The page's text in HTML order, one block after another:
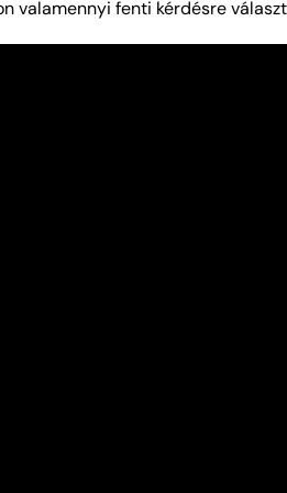
valamennyi fenti kérdésre